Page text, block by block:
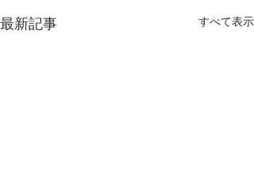
最新記事 すべて表示